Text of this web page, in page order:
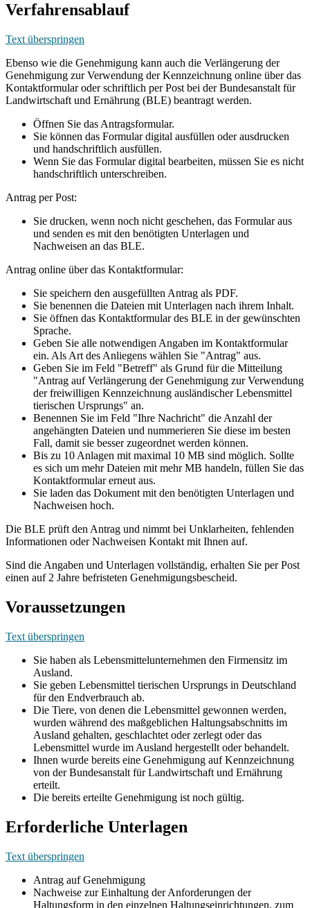
Verfahrensablauf
Text überspringen
Ebenso wie die Genehmigung kann auch die Verlängerung der
Genehmigung zur Verwendung der Kennzeichnung online über das
Kontaktformular oder schriftlich per Post bei der Bundesanstalt für
Landwirtschaft und Ernährung (BLE) beantragt werden.
Öffnen Sie das Antragsformular.
Sie können das Formular digital ausfüllen oder ausdrucken
und handschriftlich ausfüllen.
Wenn Sie das Formular digital bearbeiten, müssen Sie es nicht
handschriftlich unterschreiben.
Antrag per Post:
Sie drucken, wenn noch nicht geschehen, das Formular aus
und senden es mit den benötigten Unterlagen und
Nachweisen an das BLE.
Antrag online über das Kontaktformular:
Sie speichern den ausgefüllten Antrag als PDF.
Sie benennen die Dateien mit Unterlagen nach ihrem Inhalt.
Sie öffnen das Kontaktformular des BLE in der gewünschten
Sprache.
Geben Sie alle notwendigen Angaben im Kontaktformular
ein. Als Art des Anliegens wählen Sie "Antrag" aus.
Geben Sie im Feld "Betreff" als Grund für die Mitteilung
"Antrag auf Verlängerung der Genehmigung zur Verwendung
der freiwilligen Kennzeichnung ausländischer Lebensmittel
tierischen Ursprungs" an.
Benennen Sie im Feld "Ihre Nachricht" die Anzahl der
angehängten Dateien und nummerieren Sie diese im besten
Fall, damit sie besser zugeordnet werden können.
Bis zu 10 Anlagen mit maximal 10 MB sind möglich. Sollte
es sich um mehr Dateien mit mehr MB handeln, füllen Sie das
Kontaktformular erneut aus.
Sie laden das Dokument mit den benötigten Unterlagen und
Nachweisen hoch.
Die BLE prüft den Antrag und nimmt bei Unklarheiten, fehlenden
Informationen oder Nachweisen Kontakt mit Ihnen auf.
Sind die Angaben und Unterlagen vollständig, erhalten Sie per Post
einen auf 2 Jahre befristeten Genehmigungsbescheid.
Voraussetzungen
Text überspringen
Sie haben als Lebensmittelunternehmen den Firmensitz im
Ausland.
Sie geben Lebensmittel tierischen Ursprungs in Deutschland
für den Endverbrauch ab.
Die Tiere, von denen die Lebensmittel gewonnen werden,
wurden während des maßgeblichen Haltungsabschnitts im
Ausland gehalten, geschlachtet oder zerlegt oder das
Lebensmittel wurde im Ausland hergestellt oder behandelt.
Ihnen wurde bereits eine Genehmigung auf Kennzeichnung
von der Bundesanstalt für Landwirtschaft und Ernährung
erteilt.
Die bereits erteilte Genehmigung ist noch gültig.
Erforderliche Unterlagen
Text überspringen
Antrag auf Genehmigung
Nachweise zur Einhaltung der Anforderungen der
Haltungsform in den einzelnen Haltungseinrichtungen, zum